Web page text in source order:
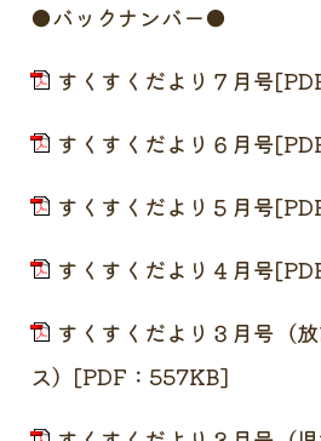
●バックナンバー●
すくすくだより７月号
すくすくだより６月号
すくすくだより５月号
すくすくだより４月号
すくすくだより３月号（
ス）[PDF：557KB]